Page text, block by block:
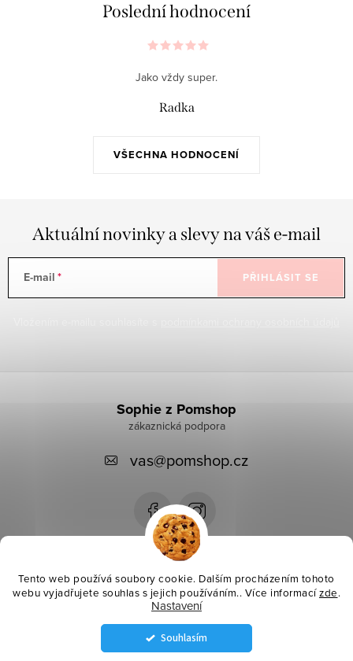
Tento web používá soubory cookie. Dalším procházením tohoto
webu vyjadřujete souhlas s jejich používáním.. Více informacízde.
Nastavení
Souhlasím
Poslední hodnocení
VŠECHNA HODNOCENÍ
Jako vždy super.
Radka
Aktuální novinky a slevy na váš e-mail
E-mail PŘIHLÁSIT SE
Instagram
Sophie z Pomshop
vas@pomshop.cz